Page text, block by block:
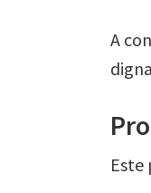
A
Este